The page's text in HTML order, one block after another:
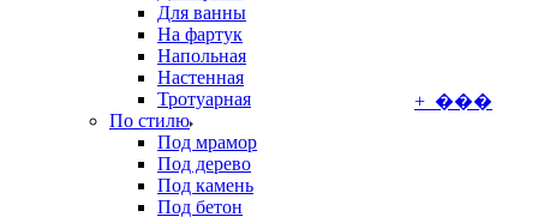
Для ванны
На фартук
Напольная
Настенная
Тротуарная
По стилю
Под мрамор
Под дерево
Под камень
Под бетон
+ ���